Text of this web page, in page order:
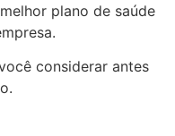
plano de saúde
considerar antes